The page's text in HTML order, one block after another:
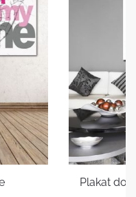
Plakat do